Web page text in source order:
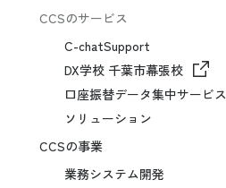
CCSのサービス
C-chatSupport
DX学校 千葉市幕張校
口座振替データ集中サービス
ソリューション
CCSの事業
業務システム開発